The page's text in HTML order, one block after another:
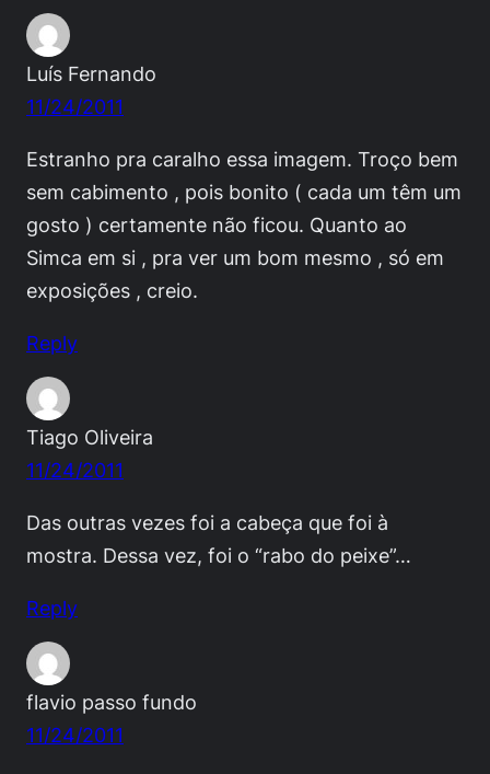
Luís Fernando
11/24/2011
Estranho pra caralho essa imagem. Troço bem
sem cabimento , pois bonito ( cada um têm um
gosto ) certamente não ficou. Quanto ao
Simca em si , pra ver um bom mesmo , só em
exposições , creio.
Reply
Tiago Oliveira
11/24/2011
Das outras vezes foi a cabeça que foi à
mostra. Dessa vez, foi o “rabo do peixe”…
Reply
flavio passo fundo
11/24/2011